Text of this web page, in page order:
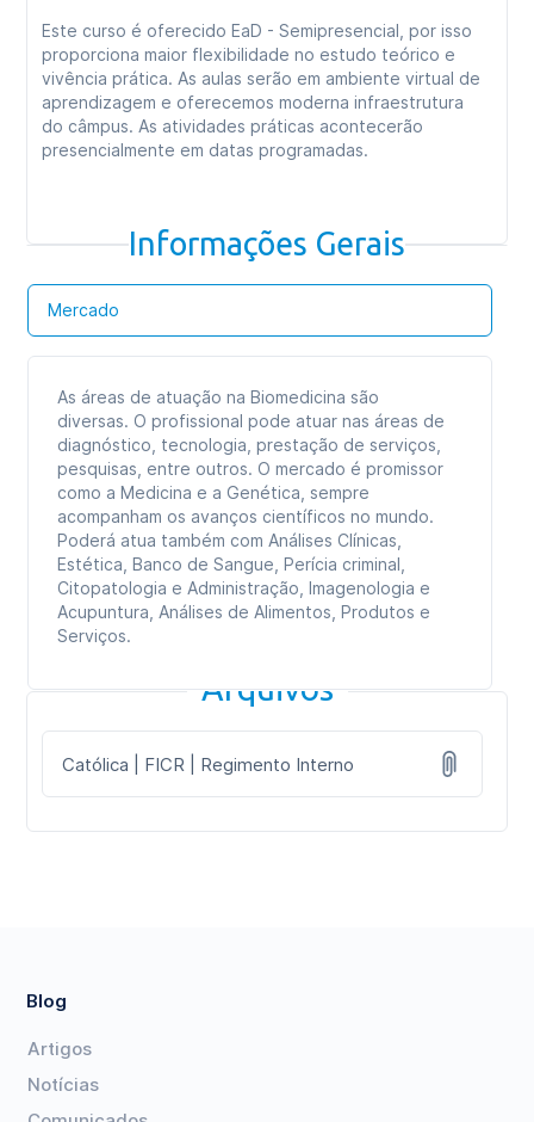
Este curso é oferecido EaD - Semipresencial, por isso
proporciona maior flexibilidade no estudo teórico e
vivência prática. As aulas serão em ambiente virtual de
aprendizagem e oferecemos moderna infraestrutura
do câmpus. As atividades práticas acontecerão
presencialmente em datas programadas.
Informações Gerais
Mercado
As áreas de atuação na Biomedicina são
diversas. O profissional pode atuar nas áreas de
diagnóstico, tecnologia, prestação de serviços,
pesquisas, entre outros. O mercado é promissor
como a Medicina e a Genética, sempre
acompanham os avanços científicos no mundo.
Poderá atua também com Análises Clínicas,
Estética, Banco de Sangue, Perícia criminal,
Citopatologia e Administração, Imagenologia e
Acupuntura, Análises de Alimentos, Produtos e
Serviços.
Arquivos
Católica | FICR | Regimento Interno
Blog
Artigos
Notícias